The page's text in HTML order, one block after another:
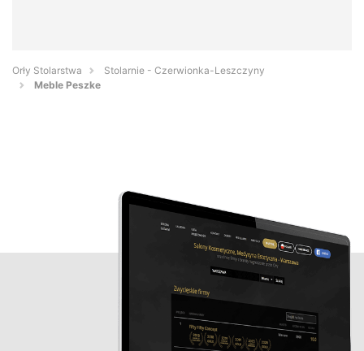
Orły Stolarstwa
Stolarnie - Czerwionka-Leszczyny
Meble Peszke